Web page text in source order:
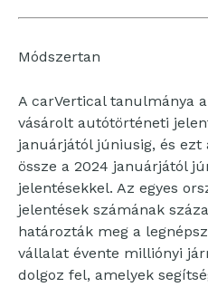
Módszertan
A carVertical tanulmánya
vásárolt autótörténeti
januárjától júniusig, és
össze a 2024 januárjától
jelentésekkel. Az egyes
jelentések számának
határozták meg a
vállalat évente milliónyi
dolgoz fel, amelyek